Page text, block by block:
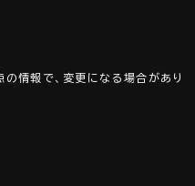
で、変更になる場合があり